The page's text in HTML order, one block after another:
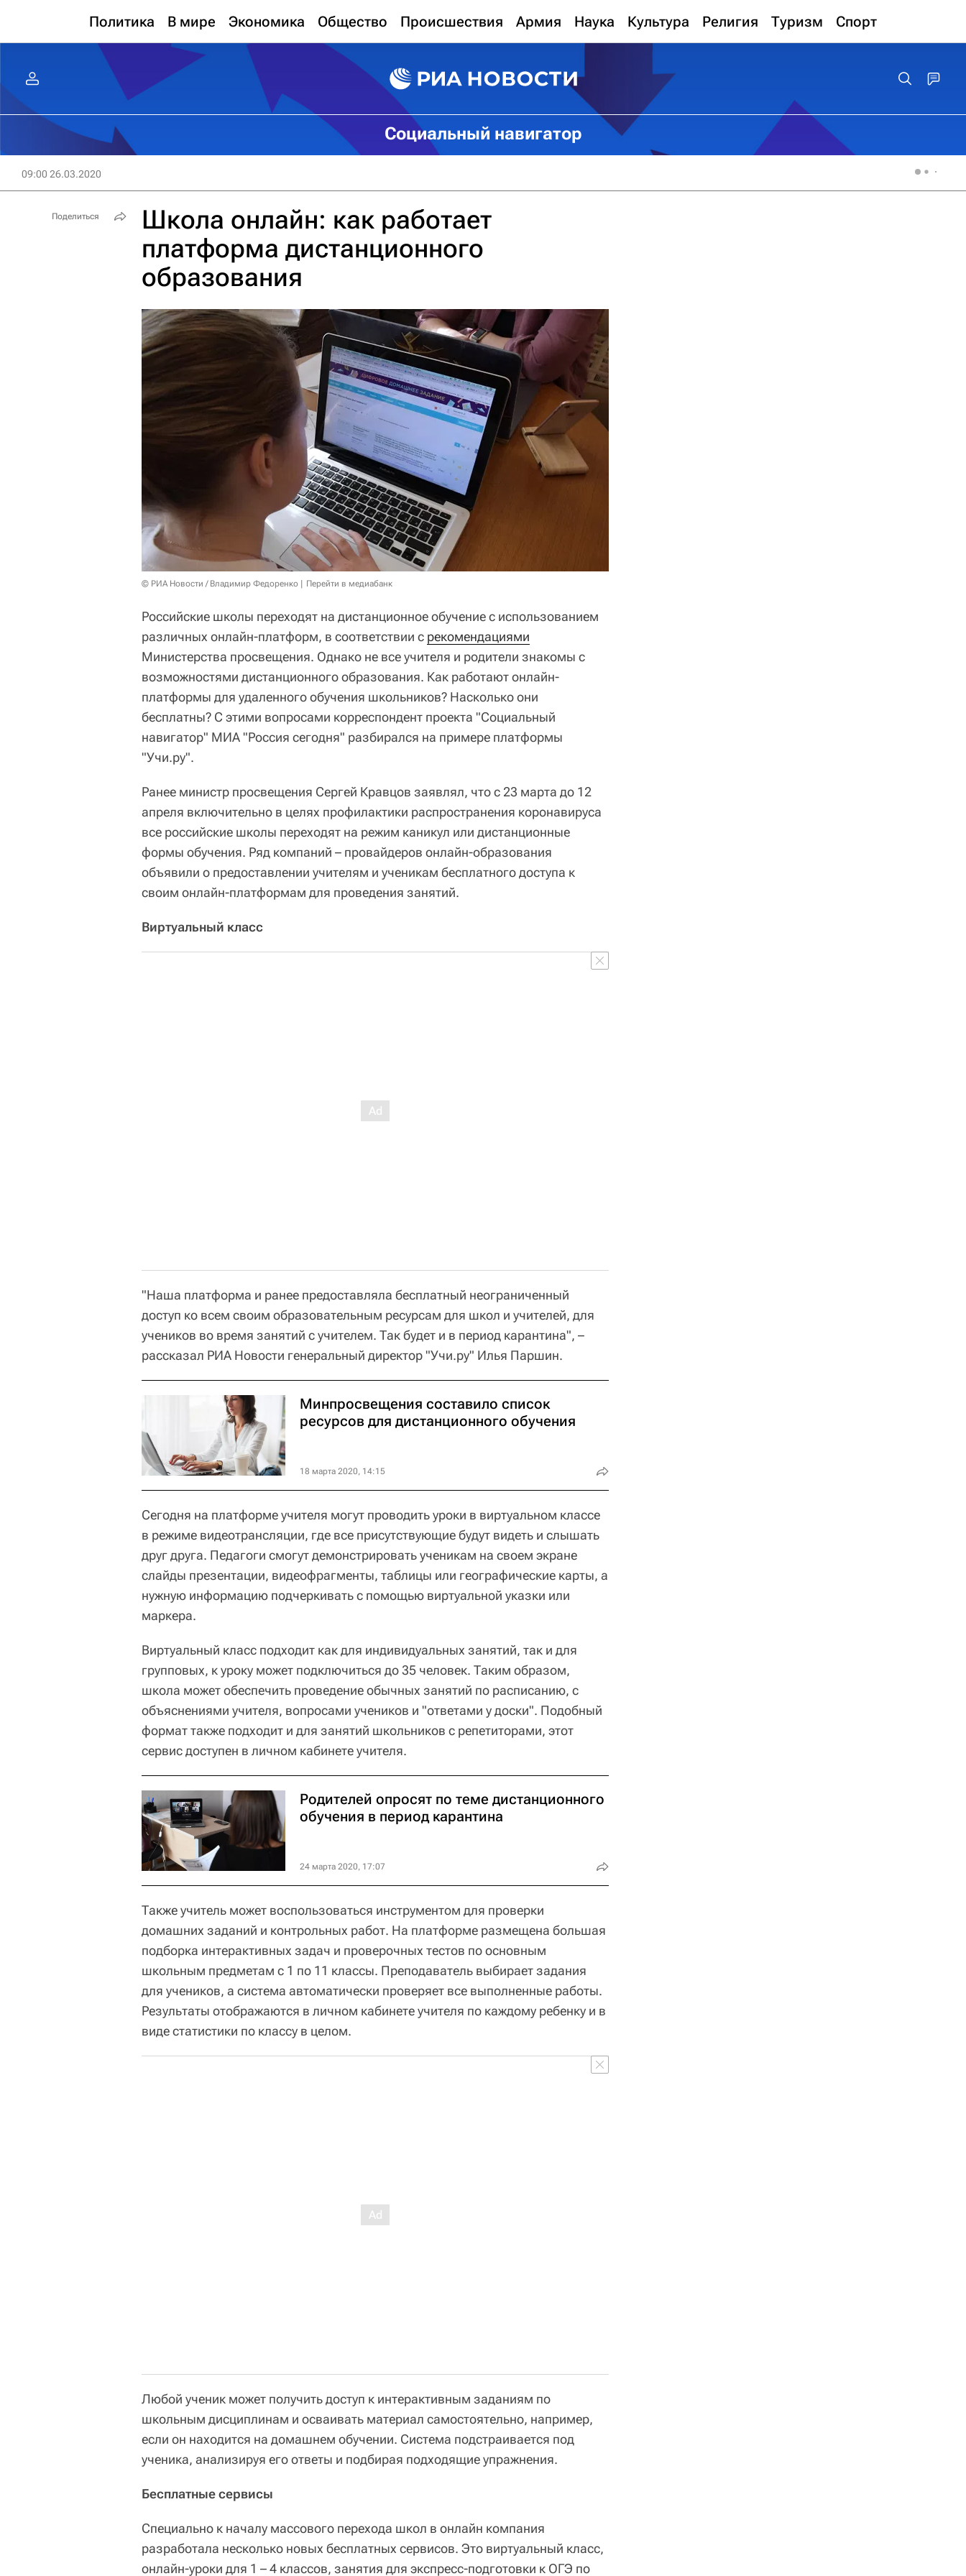
Политика В мире Экономика Общество Происшествия Армия Наука Культура Религия Туризм Спорт
Социальный навигатор
09:00 26.03.2020
Школа онлайн: как работает
платформа дистанционного
образования
© РИА Новости / Владимир Федоренко Перейти в медиабанк
Российские школы переходят на дистанционное обучение с использованием
различных онлайн-платформ, в соответствии с рекомендациями
Министерства просвещения. Однако не все учителя и родители знакомы с
возможностями дистанционного образования. Как работают онлайн-
платформы для удаленного обучения школьников? Насколько они
бесплатны? С этими вопросами корреспондент проекта "Социальный
навигатор" МИА "Россия сегодня" разбирался на примере платформы
"Учи.ру".
Ранее министр просвещения Сергей Кравцов заявлял, что с 23 марта до 12
апреля включительно в целях профилактики распространения коронавируса
все российские школы переходят на режим каникул или дистанционные
формы обучения. Ряд компаний – провайдеров онлайн-образования
объявили о предоставлении учителям и ученикам бесплатного доступа к
своим онлайн-платформам для проведения занятий.
Виртуальный класс
"Наша платформа и ранее предоставляла бесплатный неограниченный
доступ ко всем своим образовательным ресурсам для школ и учителей, для
учеников во время занятий с учителем. Так будет и в период карантина", –
рассказал РИА Новости генеральный директор "Учи.ру" Илья Паршин.
Минпросвещения составило список
ресурсов для дистанционного обучения
18 марта 2020, 14:15
Сегодня на платформе учителя могут проводить уроки в виртуальном классе
в режиме видеотрансляции, где все присутствующие будут видеть и слышать
друг друга. Педагоги смогут демонстрировать ученикам на своем экране
слайды презентации, видеофрагменты, таблицы или географические карты, а
нужную информацию подчеркивать с помощью виртуальной указки или
маркера.
Виртуальный класс подходит как для индивидуальных занятий, так и для
групповых, к уроку может подключиться до 35 человек. Таким образом,
школа может обеспечить проведение обычных занятий по расписанию, с
объяснениями учителя, вопросами учеников и "ответами у доски". Подобный
формат также подходит и для занятий школьников с репетиторами, этот
сервис доступен в личном кабинете учителя.
Родителей опросят по теме дистанционного
обучения в период карантина
24 марта 2020, 17:07
Также учитель может воспользоваться инструментом для проверки
домашних заданий и контрольных работ. На платформе размещена большая
подборка интерактивных задач и проверочных тестов по основным
школьным предметам с 1 по 11 классы. Преподаватель выбирает задания
для учеников, а система автоматически проверяет все выполненные работы.
Результаты отображаются в личном кабинете учителя по каждому ребенку и в
виде статистики по классу в целом.
Любой ученик может получить доступ к интерактивным заданиям по
школьным дисциплинам и осваивать материал самостоятельно, например,
если он находится на домашнем обучении. Система подстраивается под
ученика, анализируя его ответы и подбирая подходящие упражнения.
Бесплатные сервисы
Специально к началу массового перехода школ в онлайн компания
разработала несколько новых бесплатных сервисов. Это виртуальный класс,
онлайн-уроки для 1 – 4 классов, занятия для экспресс-подготовки к ОГЭ по
Поделиться